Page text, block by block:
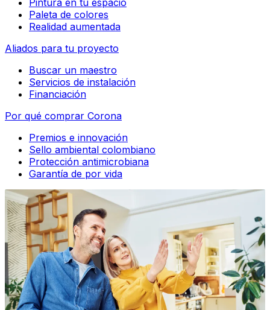
Pintura en tu espacio
Paleta de colores
Realidad aumentada
Aliados para tu proyecto
Buscar un maestro
Servicios de instalación
Financiación
Por qué comprar Corona
Premios e innovación
Sello ambiental colombiano
Protección antimicrobiana
Garantía de por vida